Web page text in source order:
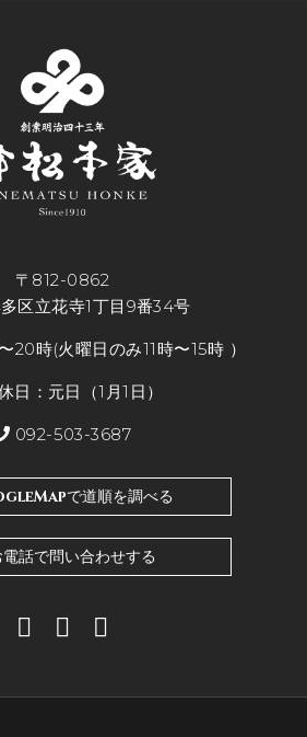
〒812-0862
区立花寺1丁目9番34号
20時(火曜日のみ11時〜15時 ）
日：元日（1月1日）
092-503-3687
で道順を調べる
話で問い合わせする